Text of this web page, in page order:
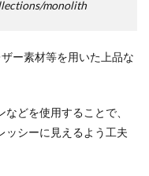
monolith
ー素材等を用いた上品な
どを使用することで、
ッシーに見えるよう工夫